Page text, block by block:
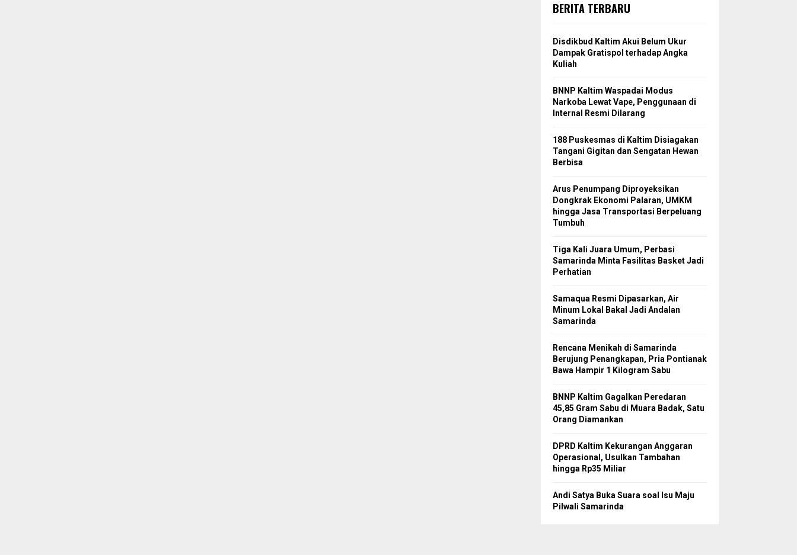
BERITA TERBARU
Disdikbud Kaltim Akui Belum Ukur
Dampak Gratispol terhadap Angka
Kuliah
BNNP Kaltim Waspadai Modus
Narkoba Lewat Vape, Penggunaan di
Internal Resmi Dilarang
188 Puskesmas di Kaltim Disiagakan
Tangani Gigitan dan Sengatan Hewan
Berbisa
Arus Penumpang Diproyeksikan
Dongkrak Ekonomi Palaran, UMKM
hingga Jasa Transportasi Berpeluang
Tumbuh
Tiga Kali Juara Umum, Perbasi
Samarinda Minta Fasilitas Basket Jadi
Perhatian
Samaqua Resmi Dipasarkan, Air
Minum Lokal Bakal Jadi Andalan
Samarinda
Rencana Menikah di Samarinda
Berujung Penangkapan, Pria Pontianak
Bawa Hampir 1 Kilogram Sabu
BNNP Kaltim Gagalkan Peredaran
45,85 Gram Sabu di Muara Badak, Satu
Orang Diamankan
DPRD Kaltim Kekurangan Anggaran
Operasional, Usulkan Tambahan
hingga Rp35 Miliar
Andi Satya Buka Suara soal Isu Maju
Pilwali Samarinda